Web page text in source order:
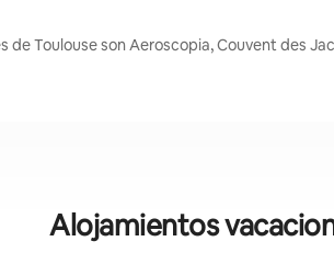
de Toulouse son Aeroscopia, Couvent des
Alojamientos